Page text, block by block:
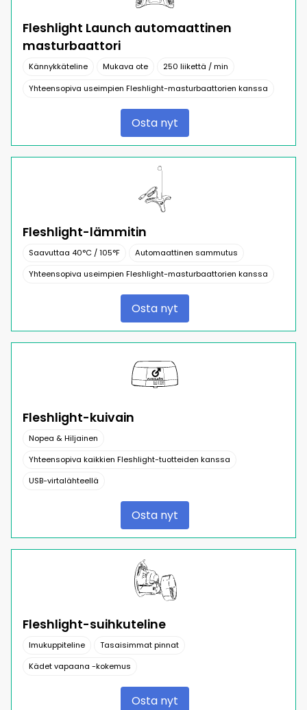
Fleshlight Launch automaattinen
masturbaattori
Kännykkäteline Mukava ote
250 liikettä / min
Yhteensopiva useimpien Fleshlight-masturbaattorien kanssa
Osta nyt
Fleshlight-lämmitin
Saavuttaa 40°C / 105°F
Automaattinen sammutus
Yhteensopiva useimpien Fleshlight-masturbaattorien kanssa
Osta nyt
Fleshlight-kuivain
Nopea & Hiljainen
Yhteensopiva kaikkien Fleshlight-tuotteiden kanssa
USB-virtalähteellä
Osta nyt
Fleshlight-suihkuteline
Imukuppiteline
Tasaisimmat pinnat
Kädet vapaana -kokemus
Osta nyt